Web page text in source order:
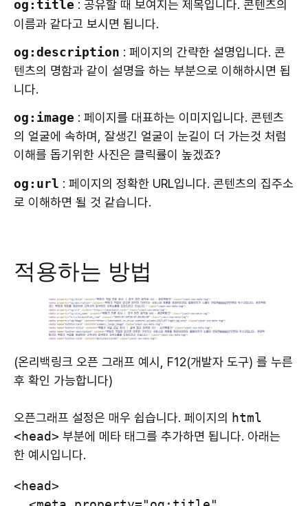
og:title : 공유할 때 보여지는 제목입니다. 콘텐츠의
이름과 같다고 보시면 됩니다.
og:description : 페이지의 간략한 설명입니다. 콘
텐츠의 명함과 같이 설명을 하는 부분으로 이해하시면 됩
니다.
og:image : 페이지를 대표하는 이미지입니다. 콘텐츠
의 얼굴에 속하며, 잘생긴 얼굴이 눈길이 더 가는것 처럼
이해를 돕기위한 사진은 클릭률이 높겠죠?
og:url : 페이지의 정확한 URL입니다. 콘텐츠의 집주소
로 이해하면 될 것 같습니다.
적용하는 방법
(온리백링크 오픈 그래프 예시, F12(개발자 도구) 를 누른
후 확인 가능합니다)
오픈그래프 설정은 매우 쉽습니다. 페이지의
html
<head> 부분에 메타 태그를 추가하면 됩니다. 아래는
한 예시입니다.
<head>